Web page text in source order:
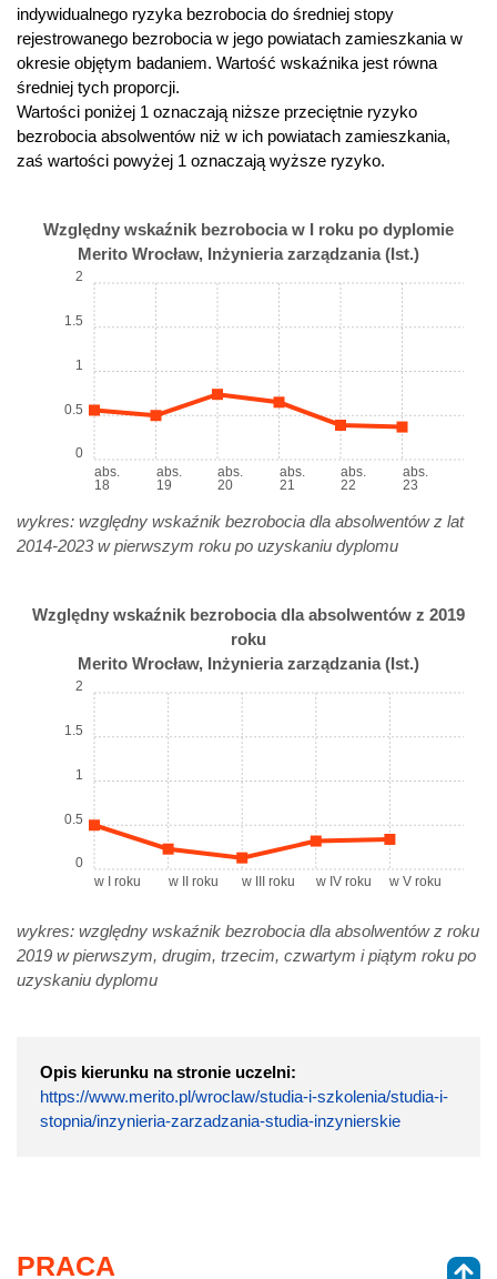
indywidualnego ryzyka bezrobocia do średniej stopy
rejestrowanego bezrobocia w jego powiatach zamieszkania w
okresie objętym badaniem. Wartość wskaźnika jest równa
średniej tych proporcji.
Wartości poniżej 1 oznaczają niższe przeciętnie ryzyko
bezrobocia absolwentów niż w ich powiatach zamieszkania,
zaś wartości powyżej 1 oznaczają wyższe ryzyko.
Względny wskaźnik bezrobocia w I roku po dyplomie
Merito Wrocław, Inżynieria zarządzania (Ist.)
abs.
18
abs.
19
abs.
20
abs.
21
abs.
22
abs.
23
0
0.5
1
1.5
2
wykres: względny wskaźnik bezrobocia dla absolwentów z lat
2014-2023 w pierwszym roku po uzyskaniu dyplomu
Względny wskaźnik bezrobocia dla absolwentów z 2019
roku
Merito Wrocław, Inżynieria zarządzania (Ist.)
w I roku w II roku w III roku w IV roku w V roku
0
0.5
1
1.5
2
wykres: względny wskaźnik bezrobocia dla absolwentów z roku
2019 w pierwszym, drugim, trzecim, czwartym i piątym roku po
uzyskaniu dyplomu
Opis kierunku na stronie uczelni:
https://www.merito.pl/wroclaw/studia-i-szkolenia/studia-i-
stopnia/inzynieria-zarzadzania-studia-inzynierskie
PRACA